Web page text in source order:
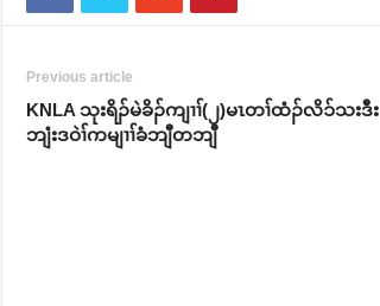
Previous article
KNLA သုးရိၣ်မဲခိၣ်ကျၢၢ်(၂)မၤတၢ်ထံၣ်လိၥ်သးဒီး
ဘျံးဒဝဲၢ်ကမျၢၢ်ခံဘျီတဘျီ